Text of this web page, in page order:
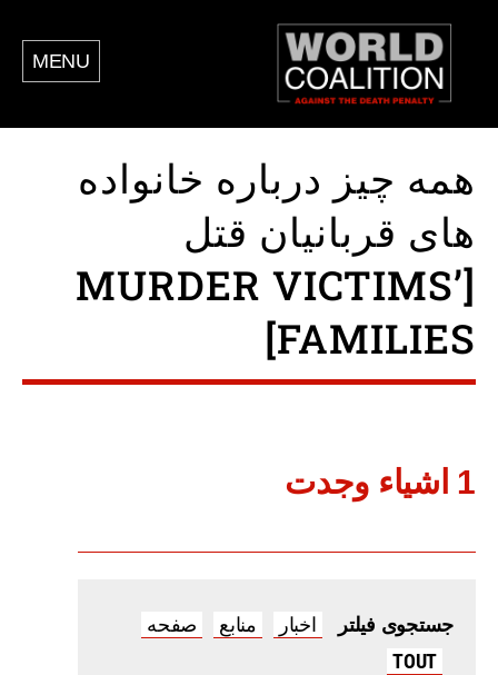
MENU
همه چیز درباره خانواده
های قربانیان قتل
[MURDER VICTIMS’
FAMILIES]
1 اشياء وجدت
جستجوی فیلتر اخبار منابع
صفحه
TOUT